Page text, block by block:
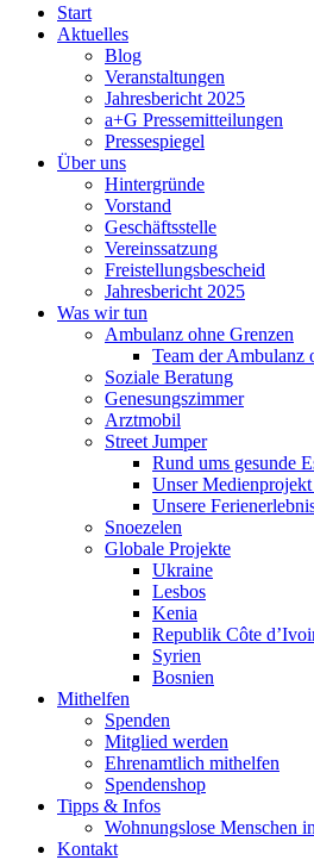
Start
Aktuelles
Blog
Veranstaltungen
Jahresbericht 2025
a+G Pressemitteilungen
Pressespiegel
Über uns
Hintergründe
Vorstand
Geschäftsstelle
Vereinssatzung
Freistellungsbescheid
Jahresbericht 2025
Was wir tun
Ambulanz ohne Grenzen
Team der Ambulanz
Soziale Beratung
Genesungszimmer
Arztmobil
Street Jumper
Rund ums gesunde
Unser
Unsere
Snoezelen
Globale Projekte
Ukraine
Lesbos
Kenia
Republik Côte
Syrien
Bosnien
Mithelfen
Spenden
Mitglied werden
Ehrenamtlich mithelfen
Spendenshop
Tipps & Infos
Wohnungslose Menschen
Kontakt